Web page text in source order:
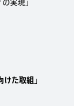
実現」
た取組」